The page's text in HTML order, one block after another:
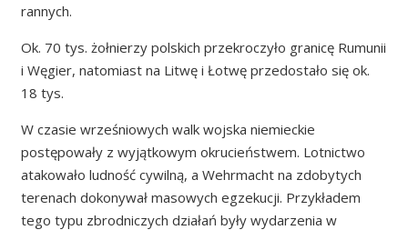
rannych.
Ok. 70 tys. żołnierzy polskich przekroczyło granicę Rumunii
i Węgier, natomiast na Litwę i Łotwę przedostało się ok.
18 tys.
W czasie wrześniowych walk wojska niemieckie
postępowały z wyjątkowym okrucieństwem. Lotnictwo
atakowało ludność cywilną, a Wehrmacht na zdobytych
terenach dokonywał masowych egzekucji. Przykładem
tego typu zbrodniczych działań były wydarzenia w